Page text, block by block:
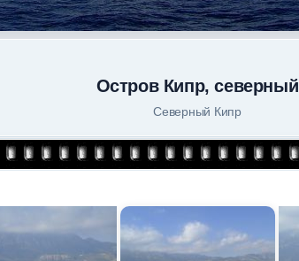
Остров Кипр, северный
Северный Кипр